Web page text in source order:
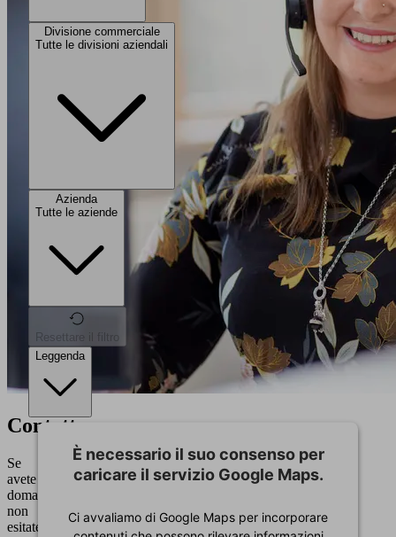
Contatto
Se
avete
domande,
non
esitate
Divisione commerciale
Tutte le divisioni aziendali
Azienda
Tutte le aziende
Resettare il filtro
Leggenda
È necessario il suo consenso per
caricare il servizio Google Maps.
Ci avvaliamo di Google Maps per incorporare